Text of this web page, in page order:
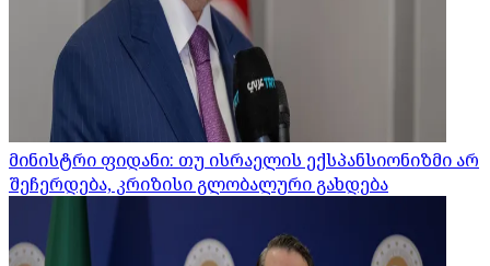
მინისტრი ფიდანი: თუ ისრაელის ექსპანსიონიზმი არ
შეჩერდება, კრიზისი გლობალური გახდება